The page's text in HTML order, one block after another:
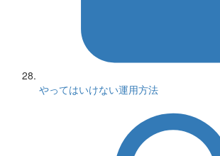
やってはいけない運用方法